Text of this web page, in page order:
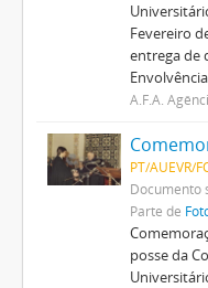
Fevereiro
entrega de
A.F.A.
PT/AUEVR/
Documento
Parte de
posse da